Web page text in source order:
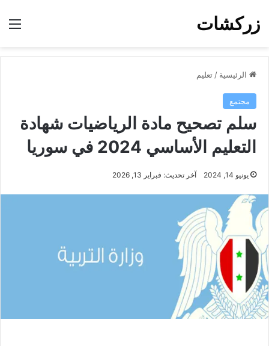
زركشات
الرئيسية / تعليم
مجتمع
سلم تصحيح مادة الرياضيات شهادة
التعليم الأساسي 2024 في سوريا
يونيو 14, 2024 آخر تحديث: فبراير 13, 2026